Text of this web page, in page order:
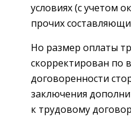
условиях (с учетом
прочих
Но размер оплаты
скорректирован по
договоренности
заключения
к трудовому